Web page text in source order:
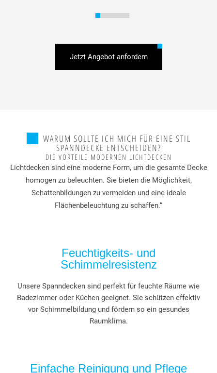
●●●●●●●
Jetzt Angebot anfordern
WARUM SOLLTE ICH MICH FÜR EINE STIL
SPANNDECKE ENTSCHEIDEN?
DIE VORTEILE MODERNEN LICHTDECKEN
Lichtdecken sind eine moderne Form, um die gesamte Decke
homogen zu beleuchten. Sie bieten die Möglichkeit,
Schattenbildungen zu vermeiden und eine ideale
Flächenbeleuchtung zu schaffen.“
Feuchtigkeits- und
Schimmelresistenz
Unsere Spanndecken sind perfekt für feuchte Räume wie
Badezimmer oder Küchen geeignet. Sie schützen effektiv
vor Schimmelbildung und fördern so ein gesundes
Raumklima.
Einfache Reinigung und Pflege